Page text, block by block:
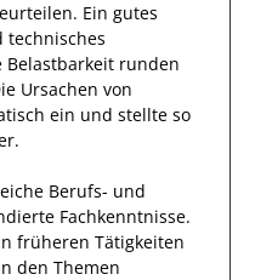
Ein gutes
technisches
Belastbarkeit runden
Ursachen von
ein und stellte so
Berufs- und
Fachkenntnisse.
früheren Tätigkeiten
den Themen